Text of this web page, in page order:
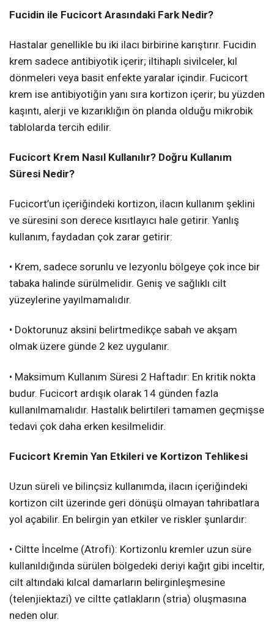
Fucidin ile Fucicort Arasındaki Fark Nedir?
Hastalar genellikle bu iki ilacı birbirine karıştırır. Fucidin
krem sadece antibiyotik içerir; iltihaplı sivilceler, kıl
dönmeleri veya basit enfekte yaralar içindir. Fucicort
krem ise antibiyotiğin yanı sıra kortizon içerir; bu yüzden
kaşıntı, alerji ve kızarıklığın ön planda olduğu mikrobik
tablolarda tercih edilir.
Fucicort Krem Nasıl Kullanılır? Doğru Kullanım
Süresi Nedir?
Fucicort’un içeriğindeki kortizon, ilacın kullanım şeklini
ve süresini son derece kısıtlayıcı hale getirir. Yanlış
kullanım, faydadan çok zarar getirir:
• Krem, sadece sorunlu ve lezyonlu bölgeye çok ince bir
tabaka halinde sürülmelidir. Geniş ve sağlıklı cilt
yüzeylerine yayılmamalıdır.
• Doktorunuz aksini belirtmedikçe sabah ve akşam
olmak üzere günde 2 kez uygulanır.
• Maksimum Kullanım Süresi 2 Haftadır: En kritik nokta
budur. Fucicort ardışık olarak 14 günden fazla
kullanılmamalıdır. Hastalık belirtileri tamamen geçmişse
tedavi çok daha erken kesilmelidir.
Fucicort Kremin Yan Etkileri ve Kortizon Tehlikesi
Uzun süreli ve bilinçsiz kullanımda, ilacın içeriğindeki
kortizon cilt üzerinde geri dönüşü olmayan tahribatlara
yol açabilir. En belirgin yan etkiler ve riskler şunlardır:
• Ciltte İncelme (Atrofi): Kortizonlu kremler uzun süre
kullanıldığında sürülen bölgedeki deriyi kağıt gibi inceltir,
cilt altındaki kılcal damarların belirginleşmesine
(telenjiektazi) ve ciltte çatlakların (stria) oluşmasına
neden olur.